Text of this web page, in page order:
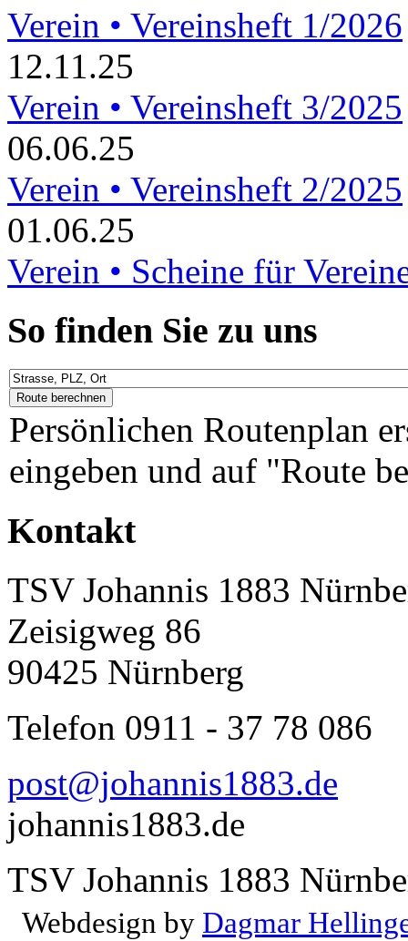
Verein • Vereinsheft 1/2026
12.11.25
Verein • Vereinsheft 3/2025
06.06.25
Verein • Vereinsheft 2/2025
01.06.25
Verein • Scheine für
So finden Sie zu uns
Persönlichen Routenplan
eingeben und auf "Route
Kontakt
TSV Johannis 1883
Zeisigweg 86
90425 Nürnberg
Telefon 0911 - 37 78 086
post@johannis1883.de
johannis1883.de
TSV Johannis 1883
Webdesign by Dagmar